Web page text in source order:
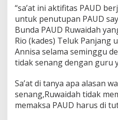
u
g
a
B
u
n
a
A
U
D
“sa’at ini aktifitas PAUD
untuk penutupan PAUD
Bunda PAUD Ruwaidah
Rio (kades) Teluk Panjang
Annisa selama seminggu
tidak senang dengan guru
Sa’at di tanya apa alasan
senang,Ruwaidah tidak
memaksa PAUD harus di